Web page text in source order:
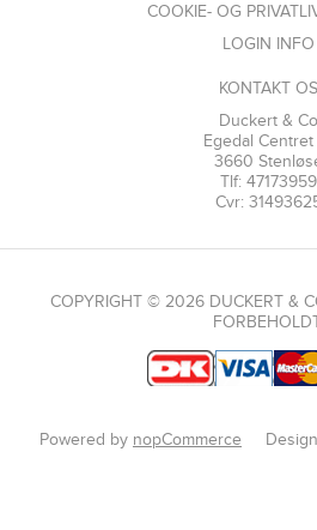
COOKIE- OG
LOGIN INFO
KONTAKT OS
Duckert & Co
Egedal Centret
3660
Tlf: 47173959
Cvr:
COPYRIGHT © 2026 DUCKERT &
Powered by nopCommerce